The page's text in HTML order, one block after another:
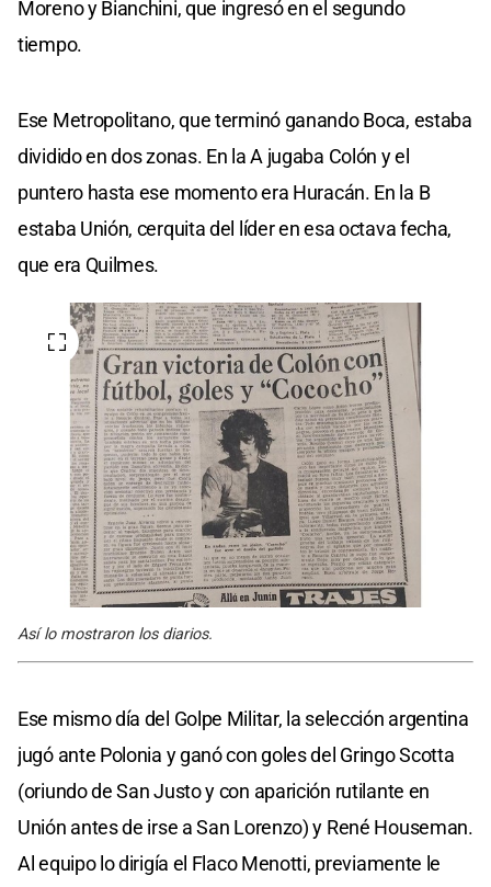
Moreno y Bianchini, que ingresó en el segundo
tiempo.
Ese Metropolitano, que terminó ganando Boca, estaba
dividido en dos zonas. En la A jugaba Colón y el
puntero hasta ese momento era Huracán. En la B
estaba Unión, cerquita del líder en esa octava fecha,
que era Quilmes.
Así lo mostraron los diarios.
Ese mismo día del Golpe Militar, la selección argentina
jugó ante Polonia y ganó con goles del Gringo Scotta
(oriundo de San Justo y con aparición rutilante en
Unión antes de irse a San Lorenzo) y René Houseman.
Al equipo lo dirigía el Flaco Menotti, previamente le